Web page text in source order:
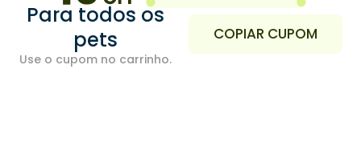
Para todos os
pets
Use o cupom no carrinho.
COPIAR CUPOM